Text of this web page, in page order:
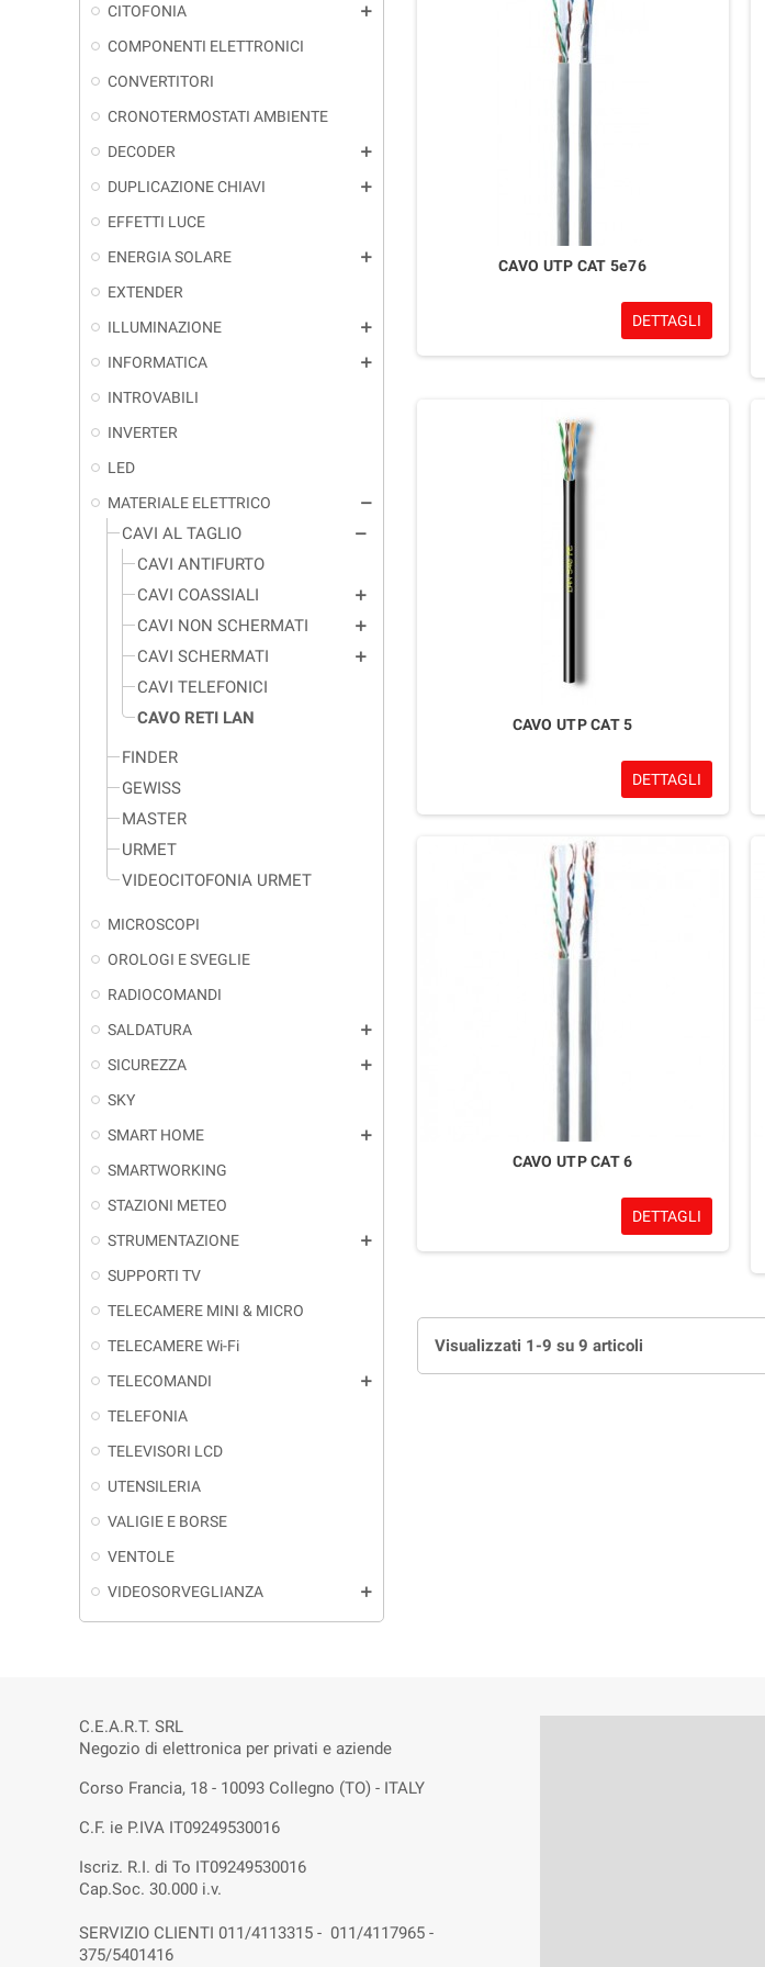
CITOFONIA add
COMPONENTI ELETTRONICI
CONVERTITORI
CRONOTERMOSTATI AMBIENTE
DECODER
add
DUPLICAZIONE CHIAVI add
EFFETTI LUCE
ENERGIA SOLARE
add
EXTENDER
ILLUMINAZIONE
add
INFORMATICA add
INTROVABILI
INVERTER
LED
MATERIALE ELETTRICO
remove
CAVI AL TAGLIO remove
CAVI ANTIFURTO
CAVI COASSIALI
add
CAVI NON SCHERMATI add
CAVI SCHERMATI add
CAVI TELEFONICI
CAVO RETI LAN
FINDER
GEWISS
MASTER
URMET
VIDEOCITOFONIA URMET
MICROSCOPI
OROLOGI E SVEGLIE
RADIOCOMANDI
SALDATURA
add
SICUREZZA add
SKY
SMART HOME
add
SMARTWORKING
STAZIONI METEO
STRUMENTAZIONE
add
SUPPORTI TV
TELECAMERE MINI & MICRO
TELECAMERE Wi-Fi
TELECOMANDI
add
TELEFONIA
TELEVISORI LCD
UTENSILERIA
VALIGIE E BORSE
VENTOLE
VIDEOSORVEGLIANZA
add
CAVO UTP CAT 5e76
DETTAGLI
CAVO UTP CAT 5
DETTAGLI
CAVO UTP CAT 6
DETTAGLI
Visualizzati 1-9 su 9 articoli
C.E.A.R.T. SRL
Negozio di elettronica per privati e aziende
Corso Francia, 18 - 10093 Collegno (TO) - ITALY
C.F. ie P.IVA IT09249530016
Iscriz. R.I. di To IT09249530016
Cap.Soc. 30.000 i.v.
SERVIZIO CLIENTI 011/4113315 - 011/4117965 -
375/5401416